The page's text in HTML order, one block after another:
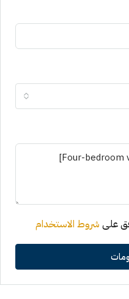
علىشروط الاستخدام